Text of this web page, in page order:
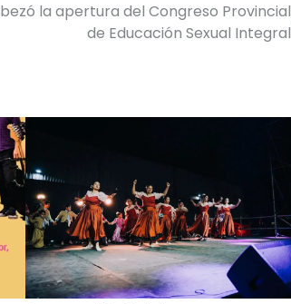
la apertura del Congreso Provincial
de Educación Sexual Integral